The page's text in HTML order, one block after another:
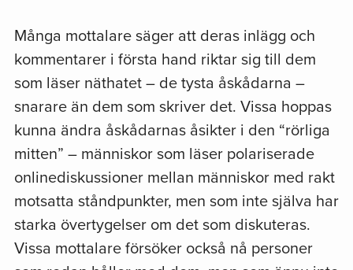
Många mottalare säger att deras inlägg och
kommentarer i första hand riktar sig till dem
som läser näthatet – de tysta åskådarna –
snarare än dem som skriver det. Vissa hoppas
kunna ändra åskådarnas åsikter i den “rörliga
mitten” – människor som läser polariserade
onlinediskussioner mellan människor med rakt
motsatta ståndpunkter, men som inte själva har
starka övertygelser om det som diskuteras.
Vissa mottalare försöker också nå personer